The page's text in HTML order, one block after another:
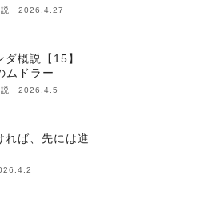
説 2026.4.27
概説【15】
ムドラー
説 2026.4.5
れば、先には進